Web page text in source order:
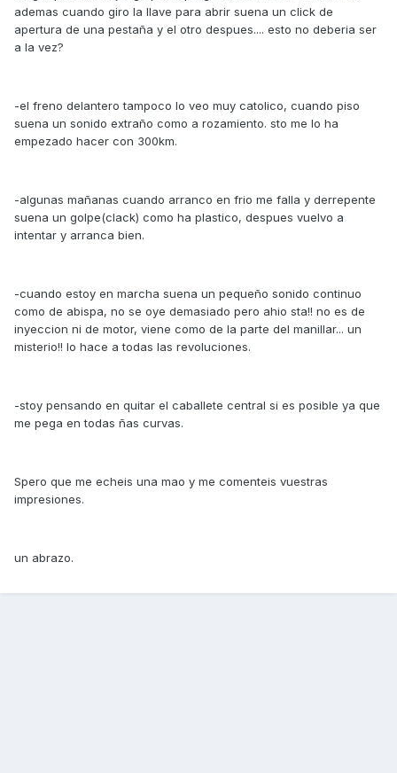
ademas cuando giro la llave para abrir suena un click de
apertura de una pestaña y el otro despues.... esto no deberia ser
a la vez?
-el freno delantero tampoco lo veo muy catolico, cuando piso
suena un sonido extraño como a rozamiento. sto me lo ha
empezado hacer con 300km.
-algunas mañanas cuando arranco en frio me falla y derrepente
suena un golpe(clack) como ha plastico, despues vuelvo a
intentar y arranca bien.
-cuando estoy en marcha suena un pequeño sonido continuo
como de abispa, no se oye demasiado pero ahio sta!! no es de
inyeccion ni de motor, viene como de la parte del manillar... un
misterio!! lo hace a todas las revoluciones.
-stoy pensando en quitar el caballete central si es posible ya que
me pega en todas ñas curvas.
Spero que me echeis una mao y me comenteis vuestras
impresiones.
un abrazo.